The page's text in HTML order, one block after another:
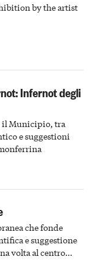
by the artist
Infernot degli
il Municipio, tra
e suggestioni
che fonde
e suggestione
volta al centro
passato astigiano